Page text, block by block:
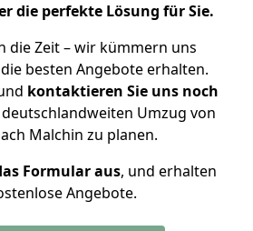
die perfekte Lösung für Sie.
die Zeit – wir kümmern uns
besten Angebote erhalten.
kontaktieren Sie uns noch
Umzug von
Malchin zu planen.
Formular aus, und erhalten
Angebote.